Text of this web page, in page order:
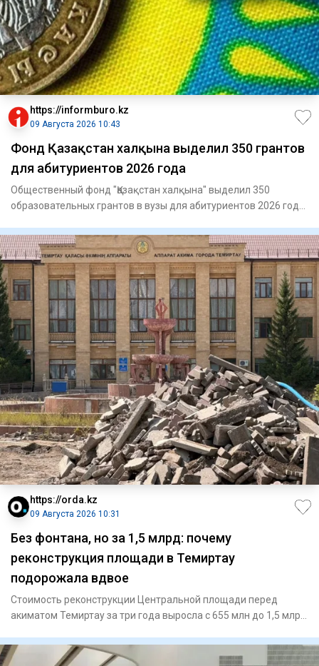
https://informburo.kz
09 Августа 2026 10:43
Фонд Қазақстан халқына выделил 350 грантов
для абитуриентов 2026 года
Общественный фонд "Қазақстан халқына" выделил 350
образовательных грантов в вузы для абитуриентов 2026 года,
https://orda.kz
09 Августа 2026 10:31
Без фонтана, но за 1,5 млрд: почему
реконструкция площади в Темиртау
подорожала вдвое
Стоимость реконструкции Центральной площади перед
акиматом Темиртау за три года выросла с 655 млн до 1,5 млрд